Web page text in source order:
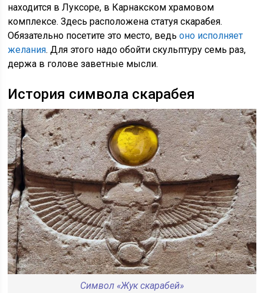
находится в Луксоре, в Карнакском храмовом
комплексе. Здесь расположена статуя скарабея.
Обязательно посетите это место, ведьоно исполняет
желания. Для этого надо обойти скульптуру семь раз,
держа в голове заветные мысли.
История символа скарабея
Символ «Жук скарабей»